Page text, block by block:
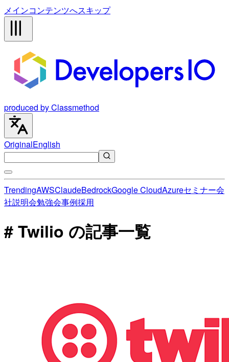
メインコンテンツへスキップ
produced by Classmethod
OriginalEnglish
TrendingAWSClaudeBedrockGoogle CloudAzureセミナー会
社説明会勉強会事例採用
# Twilio の記事一覧